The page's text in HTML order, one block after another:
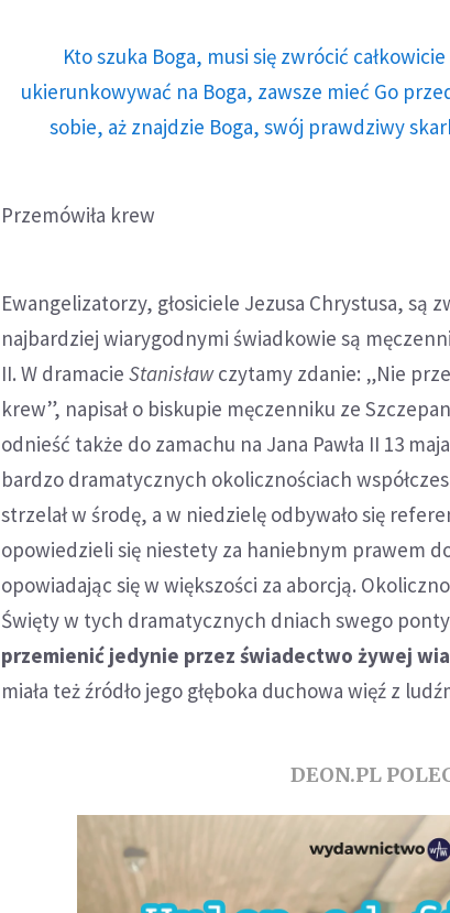
Kto szuka Boga, musi się zwrócić
ukierunkowywać na Boga, zawsze mieć Go
sobie, aż znajdzie Boga, swój prawdziwy
Przemówiła krew
Ewangelizatorzy, głosiciele Jezusa Chrystusa, są
najbardziej wiarygodnymi świadkowie są
II. W dramacieStanisławczytamy zdanie: „Nie
krew”, napisał o biskupie męczenniku ze
odnieść także do zamachu na Jana Pawła II 13
bardzo dramatycznych okolicznościach
strzelał w środę, a w niedzielę odbywało się
opowiedzieli się niestety za haniebnym prawem
opowiadając się w większości za aborcją.
Święty w tych dramatycznych dniach swego
przemienić jedynie przez świadectwo żywej
miała też źródło jego głęboka duchowa więź z
DEON.PL